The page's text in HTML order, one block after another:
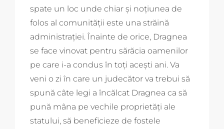
spate un loc unde chiar și noțiunea de
folos al comunității este una străină
administrației. Înainte de orice, Dragnea
se face vinovat pentru sărăcia oamenilor
pe care i-a condus în toți acești ani. Va
veni o zi în care un judecător va trebui să
spună câte legi a încălcat Dragnea ca să
pună mâna pe vechile proprietăți ale
statului, să beneficieze de fostele